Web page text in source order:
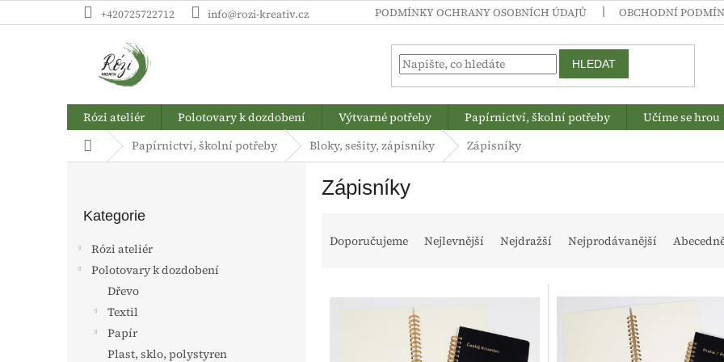
na
+420725722712 info@rozi-kreativ.cz PODMÍNKY OCHRANY OSOBNÍCH ÚDAJŮ OBCHODNÍ
HLEDAT
Rózi ateliér Polotovary k dozdobení Výtvarné potřeby Papírnictví, školní potřeby Učíme se hrou
Domů Papírnictví, školní potřeby Bloky, sešity, zápisníky Zápisníky
kategorie
Kategorie
Rózi ateliér
Polotovary k dozdobení
Dřevo
Textil
Papír
Plast, sklo, polystyren
Zápisníky
Doporučujeme Nejlevnější Nejdražší Nejprodávanější